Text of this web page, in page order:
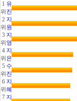
1
위
유
진
2
위
지
원
3
위
지
영
4
위
지
은
5
위
수
진
6
위
지
혜
7 지